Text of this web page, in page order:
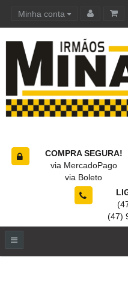
Minha conta
COMPRA SEGURA!
via MercadoPago
via Boleto
(47)